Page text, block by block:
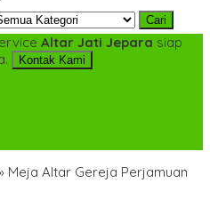
Cari
Altar Jati Jepara siap
Kontak Kami
Meja Altar Gereja Perjamuan